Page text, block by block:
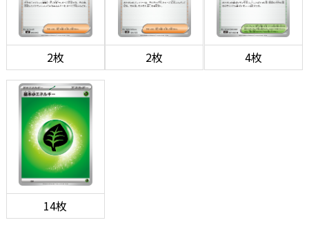
2枚 2枚 4枚
14枚